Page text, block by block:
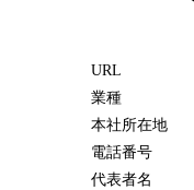
URL
業種
本社所在地
電話番号
代表者名